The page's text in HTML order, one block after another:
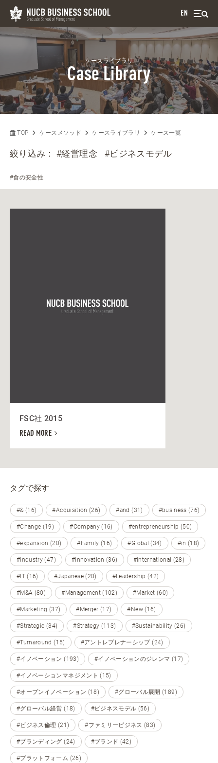
EN
ケースライブラリ
Case Library
TOP ケースメソッド ケースライブラリ ケース一覧
絞り込み：#経営理念 #ビジネスモデル
#食の安全性
FSC社 2015
READ MORE
タグで探す
#& (16) #Acquisition (26) #and (31) #business (76)
#Change (19) #Company (16) #entrepreneurship (50)
#expansion (20) #Family (16) #Global (34) #in (18)
#industry (47) #innovation (36) #international (28)
#IT (16) #Japanese (20) #Leadership (42)
#M&A (80) #Management (102) #Market (60)
#Marketing (37) #Merger (17) #New (16)
#Strategic (34) #Strategy (113) #Sustainability (26)
#Turnaround (15) #アントレプレナーシップ (24)
#イノベーション (193) #イノベーションのジレンマ (17)
#イノベーションマネジメント (15)
#オープンイノベーション (18) #グローバル展開 (189)
#グローバル経営 (18) #ビジネスモデル (56)
#ビジネス倫理 (21) #ファミリービジネス (83)
#ブランディング (24) #ブランド (42)
#プラットフォーム (26)